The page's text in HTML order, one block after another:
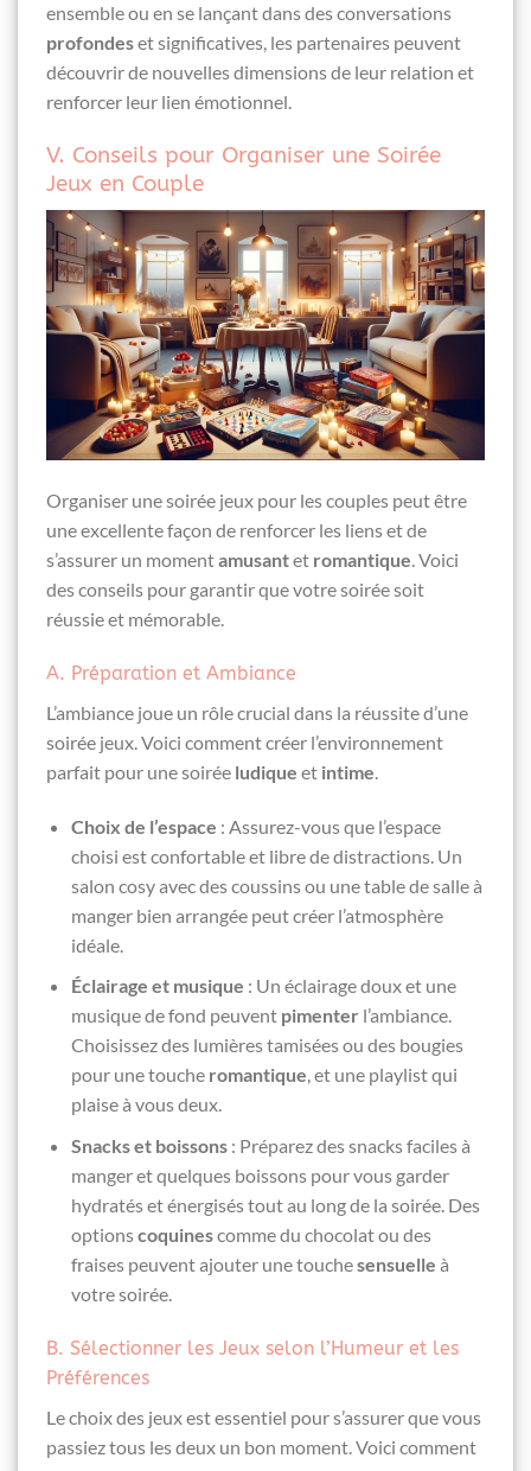
ensemble ou en se lançant dans des conversations
profondeset significatives, les partenaires peuvent
découvrir de nouvelles dimensions de leur relation et
renforcer leur lien émotionnel.
V. Conseils pour Organiser une Soirée
Jeux en Couple
Organiser une soirée jeux pour les couples peut être
une excellente façon de renforcer les liens et de
s’assurer un momentamusantet romantique. Voici
des conseils pour garantir que votre soirée soit
réussie et mémorable.
A. Préparation et Ambiance
L’ambiance joue un rôle crucial dans la réussite d’une
soirée jeux. Voici comment créer l’environnement
parfait pour une soirée ludique et intime.
Choix de l’espace : Assurez-vous que l’espace
choisi est confortable et libre de distractions. Un
salon cosy avec des coussins ou une table de salle à
manger bien arrangée peut créer l’atmosphère
idéale.
Éclairage et musique : Un éclairage doux et une
musique de fond peuvent pimenter l’ambiance.
Choisissez des lumières tamisées ou des bougies
pour une touche romantique, et une playlist qui
plaise à vous deux.
Snacks et boissons: Préparez des snacks faciles à
manger et quelques boissons pour vous garder
hydratés et énergisés tout au long de la soirée. Des
optionscoquinescomme du chocolat ou des
fraises peuvent ajouter une touchesensuelle à
votre soirée.
B. Sélectionner les Jeux selon l’Humeur et les
Préférences
Le choix des jeux est essentiel pour s’assurer que vous
passiez tous les deux un bon moment. Voici comment